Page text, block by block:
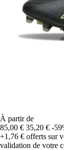
À partir de
85,00 € 35,20 € -
+1,76 € offerts sur
validation de votre